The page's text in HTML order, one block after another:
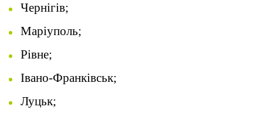
Чернігів;
Маріуполь;
Рівне;
Івано-Франківськ;
Луцьк;